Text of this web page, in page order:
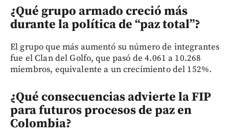
¿Qué grupo armado creció más
durante la política de “paz total”?
El grupo que más aumentó su número de integrantes
fue el Clan del Golfo, que pasó de 4.061 a 10.268
miembros, equivalente a un crecimiento del 152%.
¿Qué consecuencias advierte la FIP
para futuros procesos de paz en
Colombia?